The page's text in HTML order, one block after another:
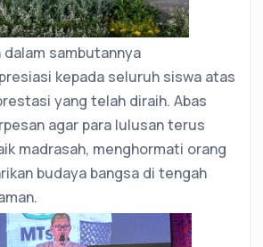
dalam sambutannya
kepada seluruh siswa atas
yang telah diraih. Abas
agar para lulusan terus
madrasah, menghormati orang
budaya bangsa di tengah